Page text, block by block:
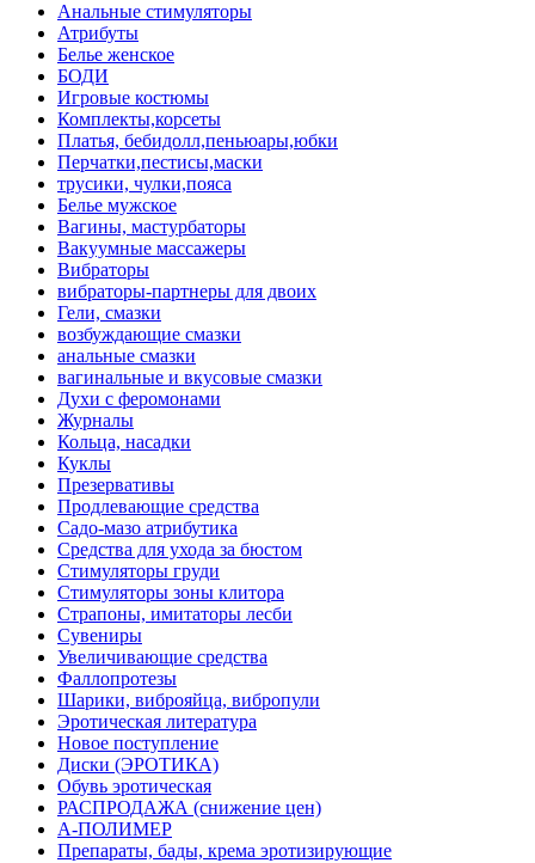
Анальные стимуляторы
Атрибуты
Белье женское
БОДИ
Игровые костюмы
Комплекты,корсеты
Платья, бебидолл,пеньюары,юбки
Перчатки,пестисы,маски
трусики, чулки,пояса
Белье мужское
Вагины, мастурбаторы
Вакуумные массажеры
Вибраторы
вибраторы-партнеры для двоих
Гели, смазки
возбуждающие смазки
анальные смазки
вагинальные и вкусовые смазки
Духи с феромонами
Журналы
Кольца, насадки
Куклы
Презервативы
Продлевающие средства
Садо-мазо атрибутика
Средства для ухода за бюстом
Стимуляторы груди
Стимуляторы зоны клитора
Страпоны, имитаторы лесби
Сувениры
Увеличивающие средства
Фаллопротезы
Шарики, виброяйца, вибропули
Эротическая литература
Новое поступление
Диски (ЭРОТИКА)
Обувь эротическая
РАСПРОДАЖА (снижение цен)
А-ПОЛИМЕР
Препараты, бады, крема эротизирующие